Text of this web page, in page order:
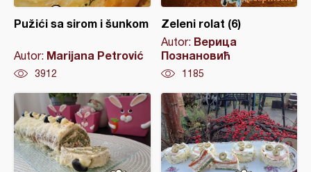
Pužići sa sirom i šunkom
Autor: Marijana Petrović
3912
Zeleni rolat (6)
Autor: Верица
Познановић
1185